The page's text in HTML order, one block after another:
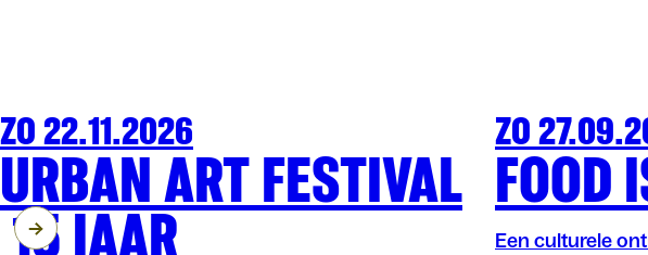
FAMILIEARENBERG
ZO 22.11.2026
URBAN ART FESTIVAL
15 JAAR
FAMILIE
ZO
FOOD
Een culturele